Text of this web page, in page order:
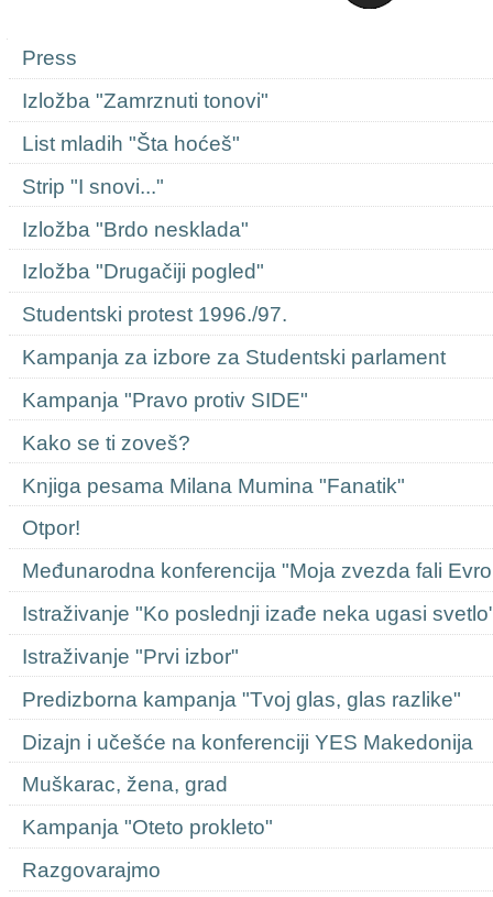
Press
Izložba "Zamrznuti tonovi"
List mladih "Šta hoćeš"
Strip "I snovi..."
Izložba "Brdo nesklada"
Izložba "Drugačiji pogled"
Studentski protest 1996./97.
Kampanja za izbore za Studentski parlament
Kampanja "Pravo protiv SIDE"
Kako se ti zoveš?
Knjiga pesama Milana Mumina "Fanatik"
Otpor!
Međunarodna konferencija "Moja zvezda fali
Istraživanje "Ko poslednji izađe neka ugasi
Istraživanje "Prvi izbor"
Predizborna kampanja "Tvoj glas, glas razlike"
Dizajn i učešće na konferenciji YES Makedonija
Muškarac, žena, grad
Kampanja "Oteto prokleto"
Razgovarajmo